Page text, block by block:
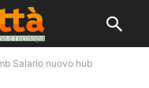
Salario nuovo hub